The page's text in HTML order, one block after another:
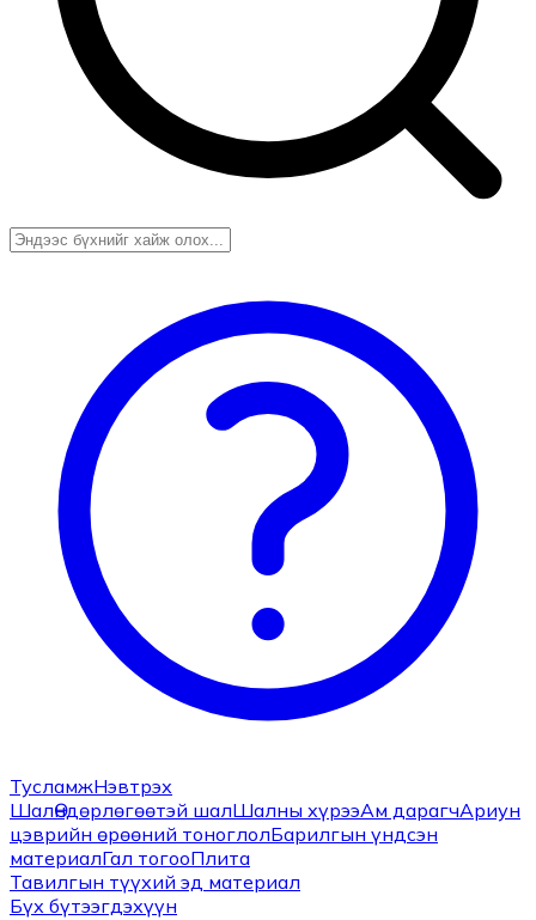
ТусламжНэвтрэх
ШалӨндөрлөгөөтэй шалШалны хүрээАм дарагчАриун
цэврийн өрөөний тоноглолБарилгын үндсэн
материалГал тогооПлита
Тавилгын түүхий эд материал
Бүх бүтээгдэхүүн